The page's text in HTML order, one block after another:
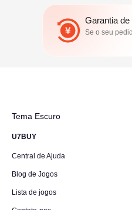
Garantia
Se o seu
Tema Escuro
U7BUY
Central de Ajuda
Blog de Jogos
Lista de jogos